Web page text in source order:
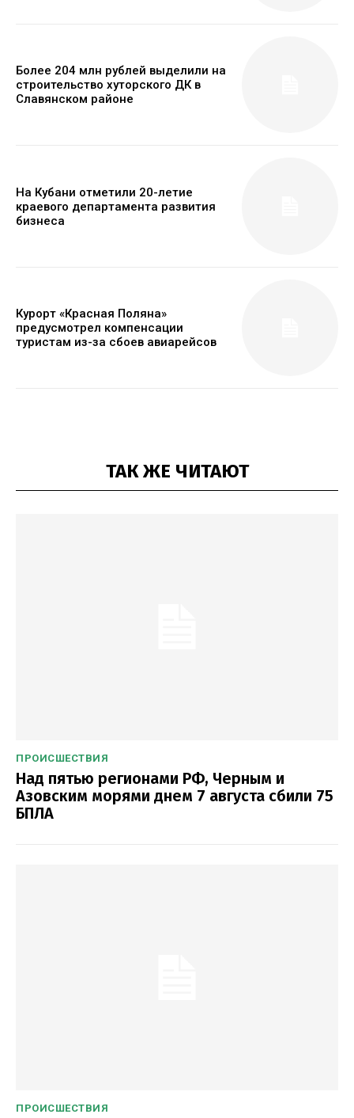
Более 204 млн рублей выделили на
строительство хуторского ДК в
Славянском районе
На Кубани отметили 20-летие
краевого департамента развития
бизнеса
Курорт «Красная Поляна»
предусмотрел компенсации
туристам из-за сбоев авиарейсов
ТАК ЖЕ ЧИТАЮТ
ПРОИСШЕСТВИЯ
Над пятью регионами РФ, Черным и
Азовским морями днем 7 августа сбили 75
БПЛА
ПРОИСШЕСТВИЯ